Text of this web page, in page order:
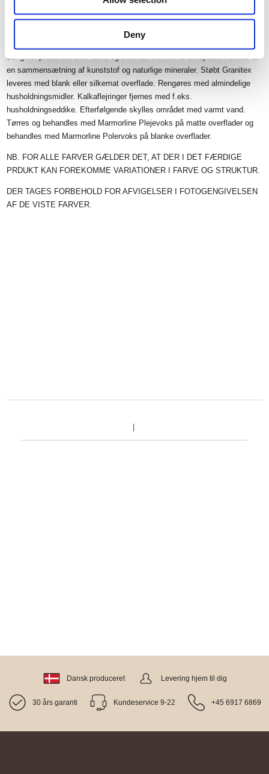
Deny
STØBT GRANITEX
der giver produktet unik farve og struktur. Kernen af bordpladen består af
en sammensætning af kunststof og naturlige mineraler. Støbt Granitex
leveres med blank eller silkemat overflade. Rengøres med almindelige
husholdningsmidler. Kalkaflejringer fjernes med f.eks.
husholdningseddike. Efterfølgende skylles området med varmt vand.
Tørres og behandles med Marmorline Plejevoks på matte overflader og
behandles med Marmorline Polervoks på blanke overflader.
NB. FOR ALLE FARVER GÆLDER DET, AT DER I DET FÆRDIGE
PRDUKT KAN FOREKOMME VARIATIONER I FARVE OG STRUKTUR.
DER TAGES FORBEHOLD FOR AFVIGELSER I FOTOGENGIVELSEN
AF DE VISTE FARVER.
Dansk produceret Levering hjem til dig
30 års garanti Kundeservice 9-22 +45 6917 6869